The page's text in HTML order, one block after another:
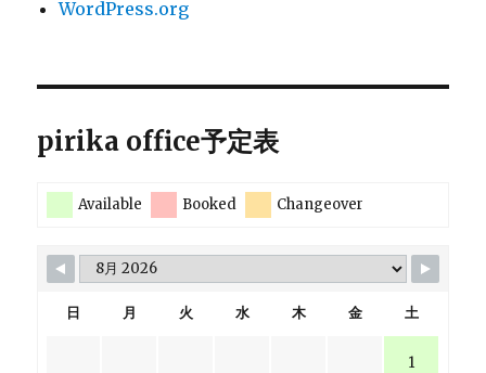
WordPress.org
pirika office予定表
Available Booked Changeover
日 月 火 水 木 金 土
1